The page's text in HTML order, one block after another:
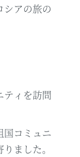
シアの旅の
ティを訪問
国コミュニ
ました。